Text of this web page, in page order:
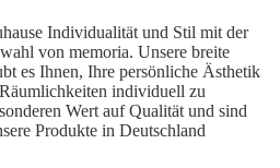
Individualität und Stil mit der
von memoria. Unsere breite
es Ihnen, Ihre persönliche Ästhetik
individuell zu
Wert auf Qualität und sind
Produkte in Deutschland